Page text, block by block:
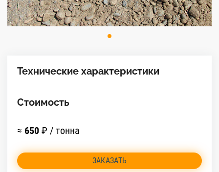
Технические характеристики
Стоимость
≈ 650 ₽ / тонна
ЗАКАЗАТЬ